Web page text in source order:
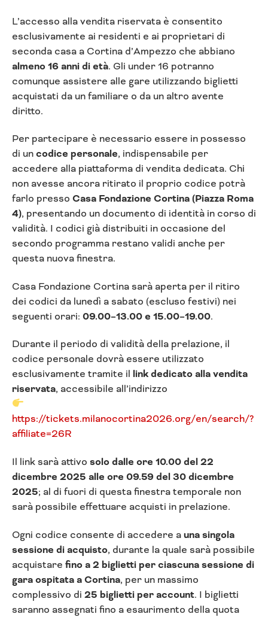
L’accesso alla vendita riservata è consentito
esclusivamente ai residenti e ai proprietari di
seconda casa a Cortina d’Ampezzo che abbiano
almeno 16 anni di età. Gli under 16 potranno
comunque assistere alle gare utilizzando biglietti
acquistati da un familiare o da un altro avente
diritto.
Per partecipare è necessario essere in possesso
di uncodice personale, indispensabile per
accedere alla piattaforma di vendita dedicata. Chi
non avesse ancora ritirato il proprio codice potrà
farlo presso Casa Fondazione Cortina (Piazza Roma
4), presentando un documento di identità in corso di
validità. I codici già distribuiti in occasione del
secondo programma restano validi anche per
questa nuova finestra.
Casa Fondazione Cortina sarà aperta per il ritiro
dei codici da lunedì a sabato (escluso festivi) nei
seguenti orari: 09.00–13.00 e 15.00–19.00.
Durante il periodo di validità della prelazione, il
codice personale dovrà essere utilizzato
esclusivamente tramite il link dedicato alla vendita
riservata, accessibile all’indirizzo
https://tickets.milanocortina2026.org/en/search/?
affiliate=26R
Il link sarà attivo solo dalle ore 10.00 del 22
dicembre 2025 alle ore 09.59 del 30 dicembre
2025; al di fuori di questa finestra temporale non
sarà possibile effettuare acquisti in prelazione.
Ogni codice consente di accedere auna singola
sessione di acquisto, durante la quale sarà possibile
acquistare fino a 2 biglietti per ciascuna sessione di
gara ospitata a Cortina, per un massimo
complessivo di 25 biglietti per account. I biglietti
saranno assegnati fino a esaurimento della quota